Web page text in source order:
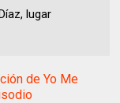
lugar
de Yo Me